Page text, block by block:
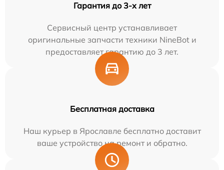
Гарантия до 3-х лет
Сервисный центр устанавливает
оригинальные запчасти техники NineBot и
предоставляет гарантию до 3 лет.
Бесплатная доставка
Наш курьер в Ярославле бесплатно доставит
ваше устройство на ремонт и обратно.